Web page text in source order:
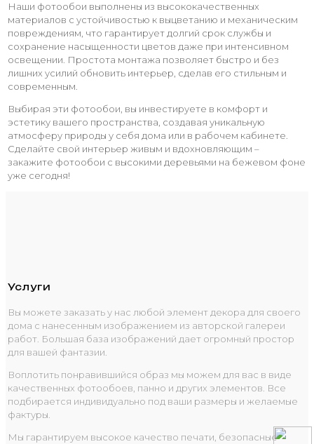
Наши фотообои выполнены из высококачественных
материалов с устойчивостью к выцветанию и механическим
повреждениям, что гарантирует долгий срок службы и
сохранение насыщенности цветов даже при интенсивном
освещении. Простота монтажа позволяет быстро и без
лишних усилий обновить интерьер, сделав его стильным и
современным.
Выбирая эти фотообои, вы инвестируете в комфорт и
эстетику вашего пространства, создавая уникальную
атмосферу природы у себя дома или в рабочем кабинете.
Сделайте свой интерьер живым и вдохновляющим –
закажите фотообои с высокими деревьями на бежевом фоне
уже сегодня!
Услуги
Вы можете заказать у нас любой элемент декора для своего
дома с нанесенным изображением из авторской галереи
работ. Большая база изображений дает огромный простор
для вашей фантазии.
Воплотить понравившийся образ мы можем для вас в виде
качественных фотообоев, панно и других элементов. Все
подбирается индивидуально под ваши размеры и желаемые
фактуры.
Мы гарантируем высокое качество печати, безопасные